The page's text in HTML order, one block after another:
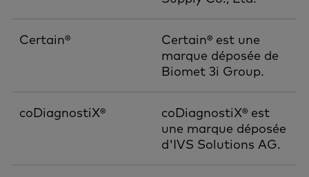
Certain®
Certain® est une
marque déposée de
Biomet 3i Group.
coDiagnostiX®
coDiagnostiX® est
une marque déposée
d'IVS Solutions AG.